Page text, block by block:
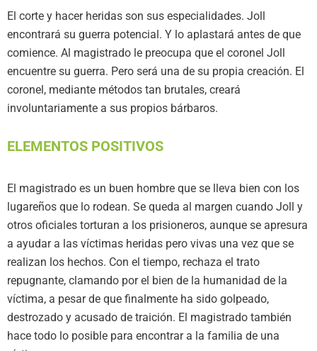
El corte y hacer heridas son sus especialidades. Joll
encontrará su guerra potencial. Y lo aplastará antes de que
comience. Al magistrado le preocupa que el coronel Joll
encuentre su guerra. Pero será una de su propia creación. El
coronel, mediante métodos tan brutales, creará
involuntariamente a sus propios bárbaros.
ELEMENTOS POSITIVOS
El magistrado es un buen hombre que se lleva bien con los
lugareños que lo rodean. Se queda al margen cuando Joll y
otros oficiales torturan a los prisioneros, aunque se apresura
a ayudar a las víctimas heridas pero vivas una vez que se
realizan los hechos. Con el tiempo, rechaza el trato
repugnante, clamando por el bien de la humanidad de la
víctima, a pesar de que finalmente ha sido golpeado,
destrozado y acusado de traición. El magistrado también
hace todo lo posible para encontrar a la familia de una